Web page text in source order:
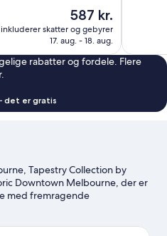
Prisen
er
587 kr.
587 kr.
inkluderer skatter og gebyrer
17. aug. - 18. aug.
rabatter og fordele. Flere
det er gratis
Tapestry Collection by
Downtown Melbourne, der er
med fremragende
Harbor Marina er et besøg